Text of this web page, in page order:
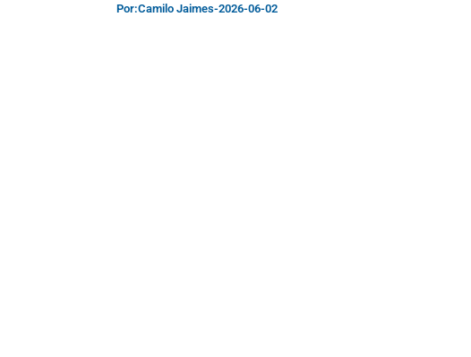
Por:Camilo Jaimes-2026-06-02